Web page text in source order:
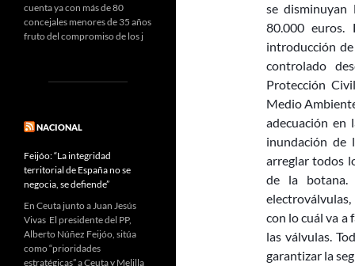
se
80.000 euros.
introducción
controlado
Protección
Medio
adecuación en
inundación de
arreglar todos
de la botana.
con lo cuál va a
las válvulas.
garantizar la
cuenta ya con más de 80
concejales menores de 35 años
fruto del compromiso de los j
NACIONAL
Feijóo: “La integridad
territorial de España no se
negocia, se defiende”
En Ceuta junto a Juan Jesús
Vivas El presidente del PP,
Alberto Núñez Feijóo, sitúa
como “prioridades
estratégicas” a Ceuta y Melilla